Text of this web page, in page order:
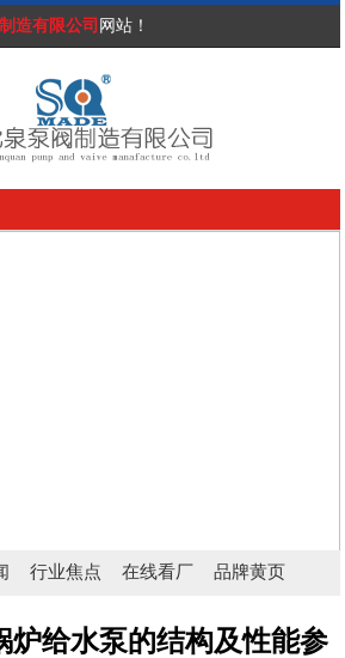
造有限公司 网站！
行业焦点 在线看厂 品牌黄页
炉给水泵的结构及性能参